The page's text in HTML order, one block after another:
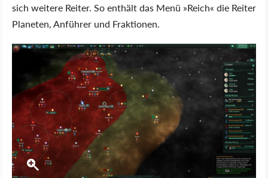
sich weitere Reiter. So enthält das Menü »Reich« die Reiter
Planeten, Anführer und Fraktionen.